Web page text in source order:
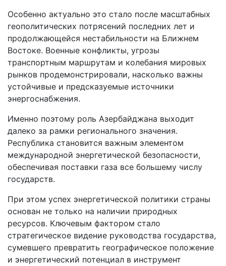
Особенно актуально это стало после масштабных
геополитических потрясений последних лет и
продолжающейся нестабильности на Ближнем
Востоке. Военные конфликты, угрозы
транспортным маршрутам и колебания мировых
рынков продемонстрировали, насколько важны
устойчивые и предсказуемые источники
энергоснабжения.
Именно поэтому роль Азербайджана выходит
далеко за рамки регионального значения.
Республика становится важным элементом
международной энергетической безопасности,
обеспечивая поставки газа все большему числу
государств.
При этом успех энергетической политики страны
основан не только на наличии природных
ресурсов. Ключевым фактором стало
стратегическое видение руководства государства,
сумевшего превратить географическое положение
и энергетический потенциал в инструмент